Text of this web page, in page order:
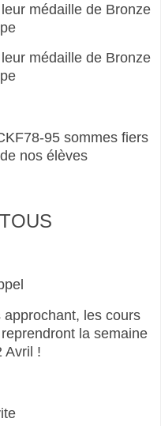
médaille de Bronze
médaille de Bronze
95 sommes fiers
nos élèves
les cours
la semaine
Avril !